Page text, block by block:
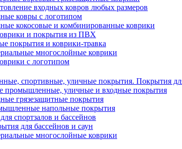
входных ковров любых размеров
ковры с логотипом
кокосовые и комбинированные коврики
и покрытия из ПВХ
покрытия и коврики-травка
многослойные коврики
с логотипом
спортивные, уличные покрытия. Покрытия
промышленные, уличные и входные покрытия
грязезащитные покрытия
напольные покрытия
спортзалов и бассейнов
для бассейнов и саун
многослойные коврики